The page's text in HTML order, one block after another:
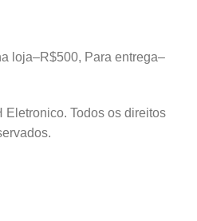
loja–R$500, Para entrega–
Todos os direitos